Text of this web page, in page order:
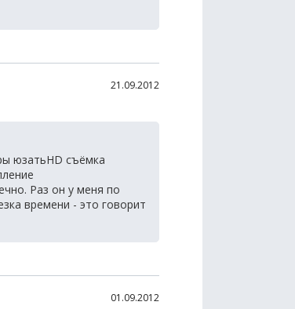
21.09.2012
юзатьHD съёмка
Раз он у меня по
времени - это говорит
01.09.2012